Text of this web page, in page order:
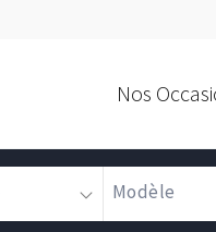
Nos
Modèle